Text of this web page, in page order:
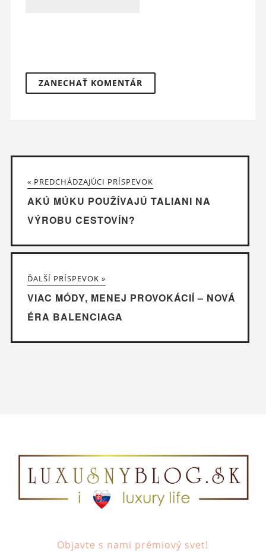
« PREDCHÁDZAJÚCI PRÍSPEVOK
AKÚ MÚKU POUŽÍVAJÚ TALIANI NA
VÝROBU CESTOVÍN?
ĎALŠÍ PRÍSPEVOK »
VIAC MÓDY, MENEJ PROVOKÁCIÍ – NOVÁ
ÉRA BALENCIAGA
Objavte s nami prémiový svet!